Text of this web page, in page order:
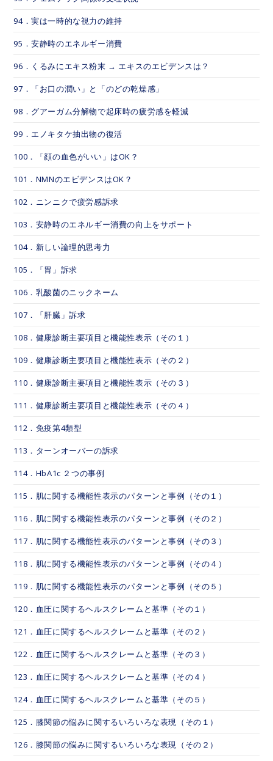
94．実は一時的な視力の維持
95．安静時のエネルギー消費
96．くるみにエキス粉末 → エキスのエビデンスは？
97．「お口の潤い」と「のどの乾燥感」
98．グアーガム分解物で起床時の疲労感を軽減
99．エノキタケ抽出物の復活
100．「顔の血色がいい」はOK？
101．NMNのエビデンスはOK？
102．ニンニクで疲労感訴求
103．安静時のエネルギー消費の向上をサポート
104．新しい論理的思考力
105．「胃」訴求
106．乳酸菌のニックネーム
107．「肝臓」訴求
108．健康診断主要項目と機能性表示（その１）
109．健康診断主要項目と機能性表示（その２）
110．健康診断主要項目と機能性表示（その３）
111．健康診断主要項目と機能性表示（その４）
112．免疫第4類型
113．ターンオーバーの訴求
114．HbA1c ２つの事例
115．肌に関する機能性表示のパターンと事例（その１）
116．肌に関する機能性表示のパターンと事例（その２）
117．肌に関する機能性表示のパターンと事例（その３）
118．肌に関する機能性表示のパターンと事例（その４）
119．肌に関する機能性表示のパターンと事例（その５）
120．血圧に関するヘルスクレームと基準（その１）
121．血圧に関するヘルスクレームと基準（その２）
122．血圧に関するヘルスクレームと基準（その３）
123．血圧に関するヘルスクレームと基準（その４）
124．血圧に関するヘルスクレームと基準（その５）
125．膝関節の悩みに関するいろいろな表現（その１）
126．膝関節の悩みに関するいろいろな表現（その２）